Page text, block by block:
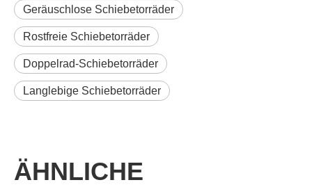
Geräuschlose Schiebetorräder
Rostfreie Schiebetorräder
Doppelrad-Schiebetorräder
Langlebige Schiebetorräder
ÄHNLICHE